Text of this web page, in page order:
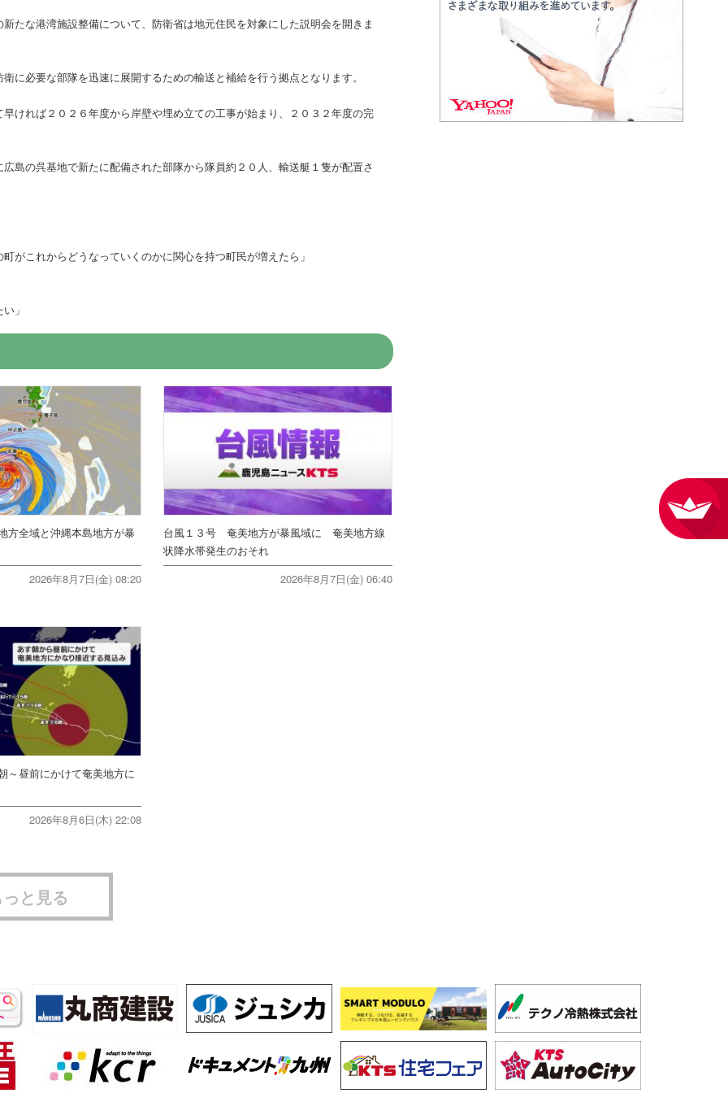
たな港湾施設整備について、防衛省は地元住民を対象にした説明会を開きま
に必要な部隊を迅速に展開するための輸送と補給を行う拠点となります。
ければ２０２６年度から岸壁や埋め立ての工事が始まり、２０３２年度の完
島の呉基地で新たに配備された部隊から隊員約２０人、輸送艇１隻が配置さ
がこれからどうなっていくのかに関心を持つ町民が増えたら」
」
全域と沖縄本島地方が暴
2026年8月7日(金) 08:20
台風１３号 奄美地方が暴風域に 奄美地方線
状降水帯発生のおそれ
2026年8月7日(金) 06:40
昼前にかけて奄美地方に
2026年8月6日(木) 22:08
と見る